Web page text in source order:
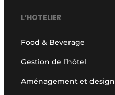
L’HOTELIER
Food & Beverage
Gestion de l’hôtel
Aménagement et design